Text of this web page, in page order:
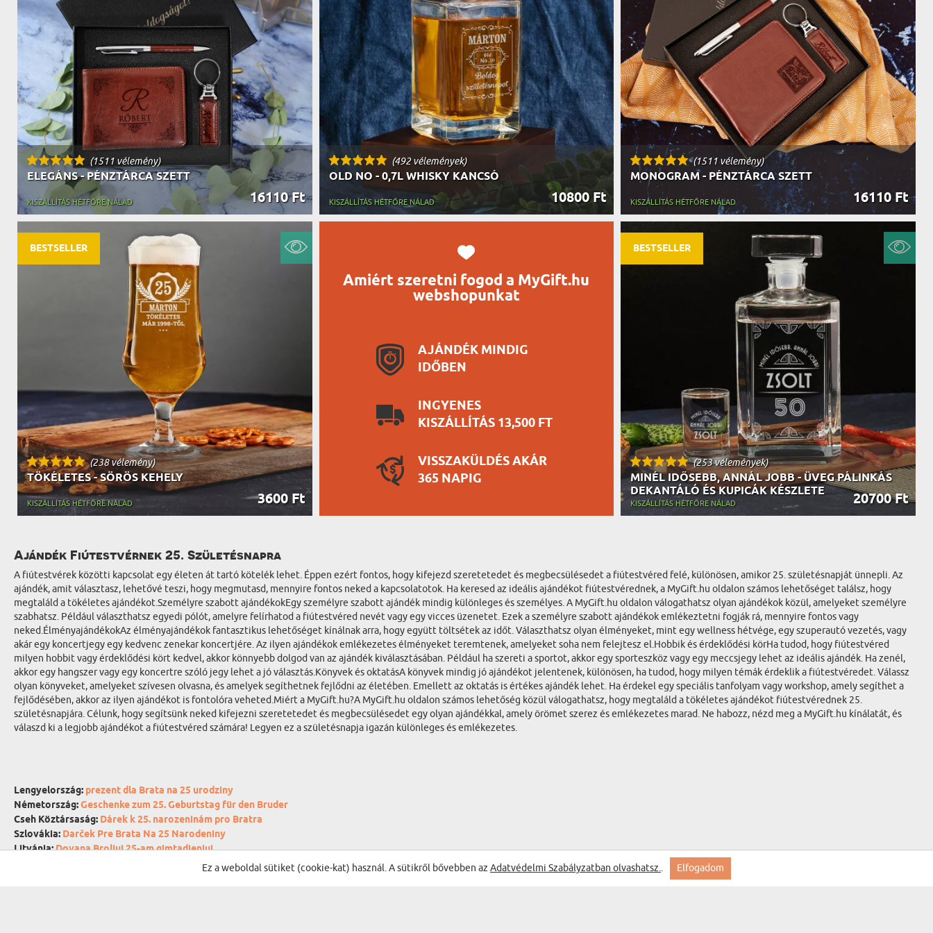
APÓSÉKNAK
UTAZÓNAK
BICIKLISTÁNAK
IDŐSEBBNEK
SPORTOLÓNAK
TŰZOLTÓNAK
FŐNÖKNEK
HORGÁSZNAK
VICCELŐDŐNEK
ÉLELMISZEREK
AZ AJÁNDÉK VONÁSAI
(1511 vélemény)
ELEGÁNS - PÉNZTÁRCA SZETT
16110 Ft
KISZÁLLÍTÁS HÉTFŐRE NÁLAD
(492 vélemények)
OLD NO - 0,7L WHISKY KANCSÓ
10800 Ft
KISZÁLLÍTÁS HÉTFŐRE NÁLAD
Amiért szeretni fogod a MyGift.hu
webshopunkat
AJÁNDÉK MINDIG
IDŐBEN
INGYENES
KISZÁLLÍTÁS 13,500 FT
VISSZAKÜLDÉS AKÁR
365 NAPIG
(1511 vélemény)
MONOGRAM - PÉNZTÁRCA SZETT
16110 Ft
KISZÁLLÍTÁS HÉTFŐRE NÁLAD
(238 vélemény)
TÖKÉLETES - SÖRÖS KEHELY
3600 Ft
KISZÁLLÍTÁS HÉTFŐRE NÁLAD
BESTSELLER
(253 vélemények)
MINÉL IDŐSEBB, ANNÁL JOBB - ÜVEG PÁLINKÁS
DEKANTÁLÓ ÉS KUPICÁK KÉSZLETE
20700 Ft
KISZÁLLÍTÁS HÉTFŐRE NÁLAD
BESTSELLER
Ajándék Fiútestvérnek 25. Születésnapra
A fiútestvérek közötti kapcsolat egy életen át tartó kötelék lehet. Éppen ezért fontos, hogy kifejezd szeretetedet és megbecsülésedet a fiútestvéred felé, különösen, amikor 25. születésnapját ünnepli. Az
ajándék, amit választasz, lehetővé teszi, hogy megmutasd, mennyire fontos neked a kapcsolatotok. Ha keresed az ideális ajándékot fiútestvérednek, a MyGift.hu oldalon számos lehetőséget találsz, hogy
megtaláld a tökéletes ajándékot.Személyre szabott ajándékokEgy személyre szabott ajándék mindig különleges és személyes. A MyGift.hu oldalon válogathatsz olyan ajándékok közül, amelyeket személyre
szabhatsz. Például választhatsz egyedi pólót, amelyre felírhatod a fiútestvéred nevét vagy egy vicces üzenetet. Ezek a személyre szabott ajándékok emlékeztetni fogják rá, mennyire fontos vagy
neked.ÉlményajándékokAz élményajándékok fantasztikus lehetőséget kínálnak arra, hogy együtt töltsétek az időt. Választhatsz olyan élményeket, mint egy wellness hétvége, egy szuperautó vezetés, vagy
akár egy koncertjegy egy kedvenc zenekar koncertjére. Az ilyen ajándékok emlékezetes élményeket teremtenek, amelyeket soha nem felejtesz el.Hobbik és érdeklődési körHa tudod, hogy fiútestvéred
milyen hobbit vagy érdeklődési kört kedvel, akkor könnyebb dolgod van az ajándék kiválasztásában. Például ha szereti a sportot, akkor egy sporteszköz vagy egy meccsjegy lehet az ideális ajándék. Ha zenél,
akkor egy hangszer vagy egy koncertre szóló jegy lehet a jó választás.Könyvek és oktatásA könyvek mindig jó ajándékot jelentenek, különösen, ha tudod, hogy milyen témák érdeklik a fiútestvéredet. Válassz
olyan könyveket, amelyeket szívesen olvasna, és amelyek segíthetnek fejlődni az életében. Emellett az oktatás is értékes ajándék lehet. Ha érdekel egy speciális tanfolyam vagy workshop, amely segíthet a
fejlődésében, akkor az ilyen ajándékot is fontolóra veheted.Miért a MyGift.hu?A MyGift.hu oldalon számos lehetőség közül válogathatsz, hogy megtaláld a tökéletes ajándékot fiútestvérednek 25.
születésnapjára. Célunk, hogy segítsünk neked kifejezni szeretetedet és megbecsülésedet egy olyan ajándékkal, amely örömet szerez és emlékezetes marad. Ne habozz, nézd meg a MyGift.hu kínálatát, és
válaszd ki a legjobb ajándékot a fiútestvéred számára! Legyen ez a születésnapja igazán különleges és emlékezetes.
Lengyelország: prezent dla Brata na 25 urodziny
Németország:Geschenke zum 25. Geburtstag für den Bruder
Cseh Köztársaság: Dárek k 25. narozeninám pro Bratra
Szlovákia: Darček Pre Brata Na 25 Narodeniny
Litvánia:Dovana Broliui 25-am gimtadieniui
Cadeau voor 25e verjaardag Voor BroerEz a weboldal sütiket (cookie-kat) használ. A sütikről bővebben az Adatvédelmi Szabályzatban olvashatsz.. Elfogadom